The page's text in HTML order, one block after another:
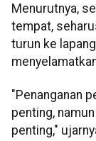
Menurutnya,
tempat,
turun ke
"Penanganan
penting,
penting,"